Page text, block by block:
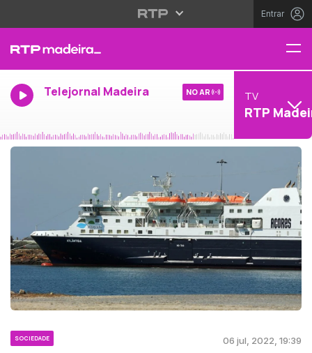
Entrar
Telejornal Madeira NO AR TV
RTP
SOCIEDADE 06 jul, 2022, 19:39